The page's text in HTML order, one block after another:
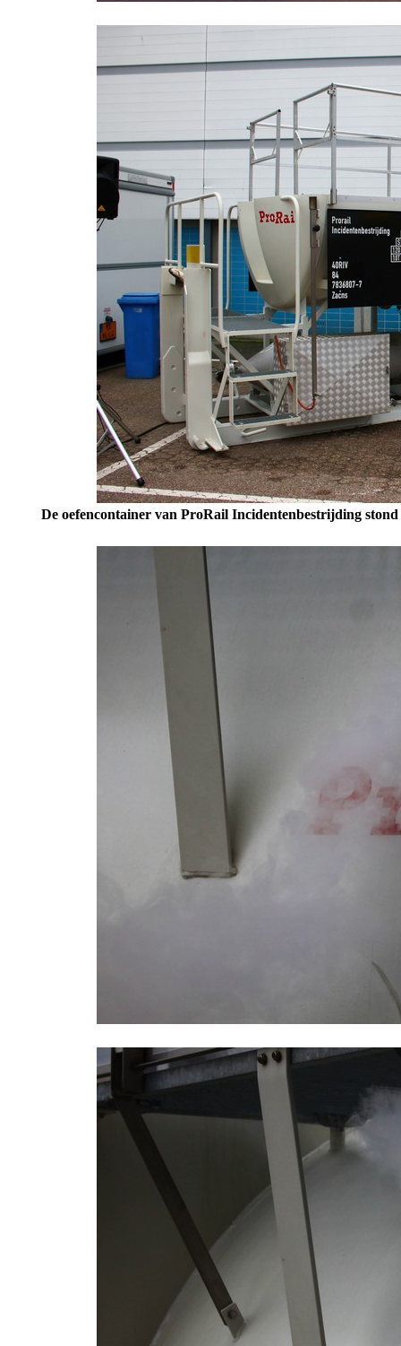
De oefencontainer van ProRail Incidentenbestrijding